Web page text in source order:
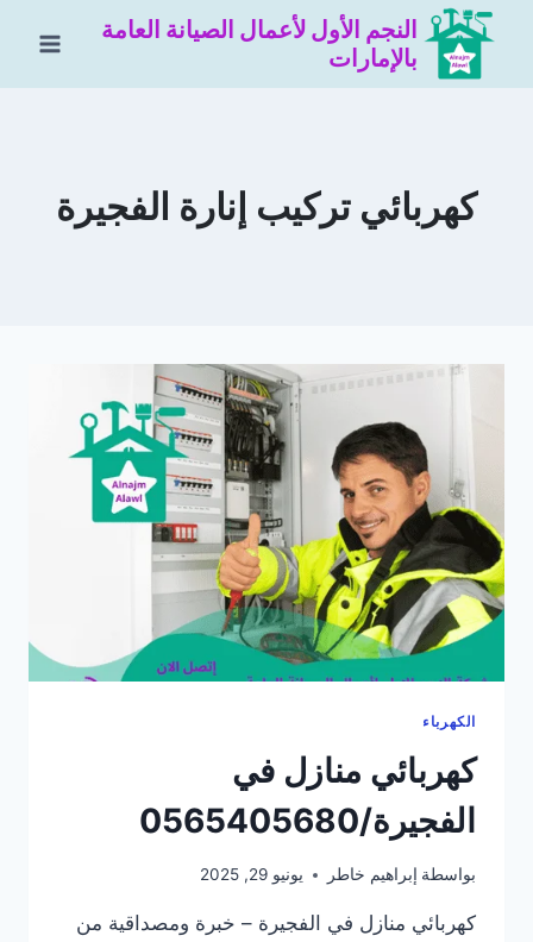
التجاوز
المحتوى
النجم الأول لأعمال الصيانة العامة
بالإمارات
كهربائي تركيب إنارة الفجيرة
الكهرباء
كهربائي منازل في
الفجيرة/0565405680
بواسطة إبراهيم خاطر يونيو 29, 2025
كهربائي منازل في الفجيرة – خبرة ومصداقية من